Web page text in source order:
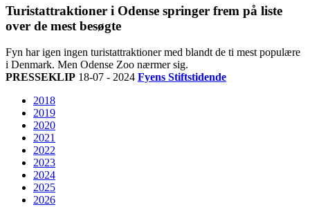
Turistattraktioner i Odense springer frem på liste
over de mest besøgte
Fyn har igen ingen turistattraktioner med blandt de ti mest populære
i Denmark. Men Odense Zoo nærmer sig.
PRESSEKLIP 18-07 - 2024 Fyens Stiftstidende
2018
2019
2020
2021
2022
2023
2024
2025
2026